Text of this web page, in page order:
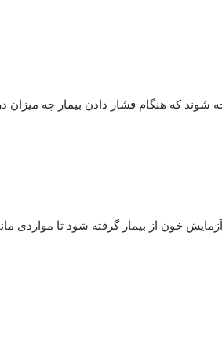
که هنگام فشار دادن بیمار چه میزان
خون از بیمار گرفته شود تا مواردی